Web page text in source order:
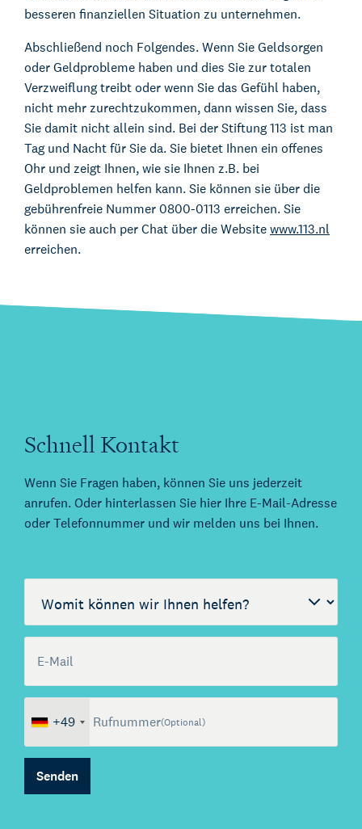
besseren finanziellen Situation zu unternehmen.
Abschließend noch Folgendes. Wenn Sie Geldsorgen
oder Geldprobleme haben und dies Sie zur totalen
Verzweiflung treibt oder wenn Sie das Gefühl haben,
nicht mehr zurechtzukommen, dann wissen Sie, dass
Sie damit nicht allein sind. Bei der Stiftung 113 ist man
Tag und Nacht für Sie da. Sie bietet Ihnen ein offenes
Ohr und zeigt Ihnen, wie sie Ihnen z.B. bei
Geldproblemen helfen kann. Sie können sie über die
gebührenfreie Nummer 0800-0113 erreichen. Sie
können sie auch per Chat über die Websitewww.113.nl
erreichen.
Schnell Kontakt
Wenn Sie Fragen haben, können Sie uns jederzeit
anrufen. Oder hinterlassen Sie hier Ihre E-Mail-Adresse
oder Telefonnummer und wir melden uns bei Ihnen.
Call me back by fax
Womit können wir helfen?
E-Mail
+49 Rufnummer(Optional)
Senden